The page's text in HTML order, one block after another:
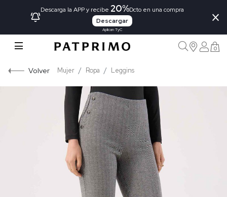
Descarga la APP y recibe 20%Dcto en una compra
Descargar
Aplican TyC
×
0
Volver Mujer Ropa Leggins